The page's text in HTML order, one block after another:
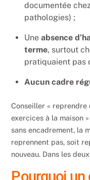
documentée
pathologies) ;
Une absence
terme, surtout
pratiquaient pas
Aucun cadre
Conseiller « reprendre
exercices à la maison
sans encadrement, la
reprennent pas, soit
nouveau. Dans les
Pourquoi